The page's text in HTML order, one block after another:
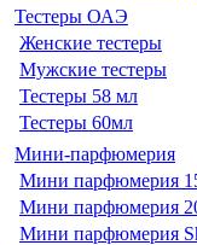
Тестеры ОАЭ
Женские тестеры
Мужские тестеры
Тестеры 58 мл
Тестеры 60мл
Мини-парфюмерия
Мини парфюмерия
Мини парфюмерия
Мини парфюмерия